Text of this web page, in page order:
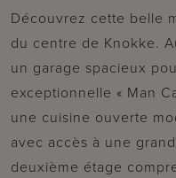
Découvrez cette belle
du centre de Knokke.
un garage spacieux
exceptionnelle « Man
une cuisine ouverte
avec accès à une
deuxième étage